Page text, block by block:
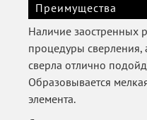
Преимущества
Наличие заостренных
процедуры сверления,
сверла отлично
Образовывается
элемента.